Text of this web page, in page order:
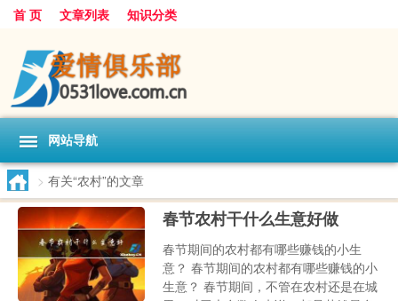
首 页 文章列表 知识分类
网站导航
> 有关“农村”的文章
春节农村干什么生意好做
春节期间的农村都有哪些赚钱的小生
意？ 春节期间的农村都有哪些赚钱的小
生意？ 春节期间，不管在农村还是在城